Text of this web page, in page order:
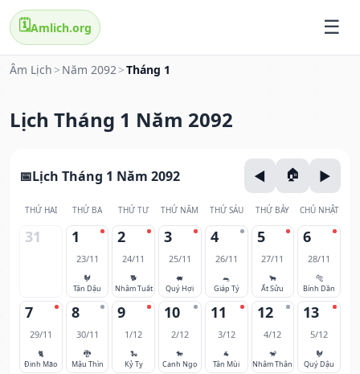
🗓️Amlich.org
Âm Lịch > Năm 2092>Tháng 1
Lịch Tháng 1 Năm 2092
Lịch Tháng 1 Năm 2092
THỨ HAI THỨ BA THỨ TƯ THỨ NĂM THỨ SÁU THỨ BẢY CHỦ NHẬT
31 1
23/11
🐓
Tân Dậu
2
24/11
🐕
Nhâm Tuất
3
25/11
🐖
Quý Hợi
4
26/11
🐀
Giáp Tý
5
27/11
🐂
Ất Sửu
6
28/11
🐅
Bính Dần
7
29/11
🐈
Đinh Mão
8
30/11
🐉
Mậu Thìn
9
1/12
🐍
Kỷ Tỵ
10
2/12
🐎
Canh Ngọ
11
3/12
🐐
Tân Mùi
12
4/12
🐒
Nhâm Thân
13
5/12
🐓
Quý Dậu